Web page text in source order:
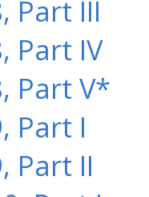
Part III
Part IV
Part V*
Part I
Part II